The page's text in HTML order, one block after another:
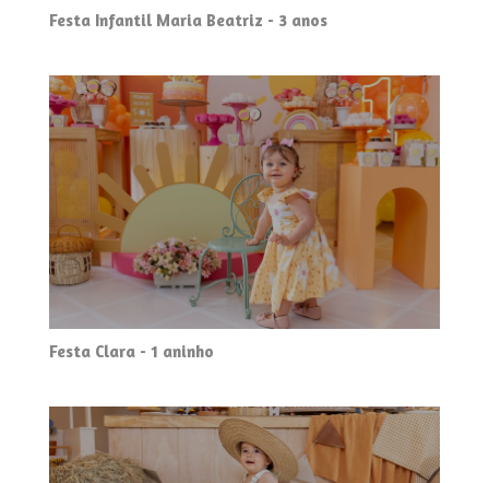
Festa Infantil Maria Beatriz - 3 anos
Festa Clara - 1 aninho